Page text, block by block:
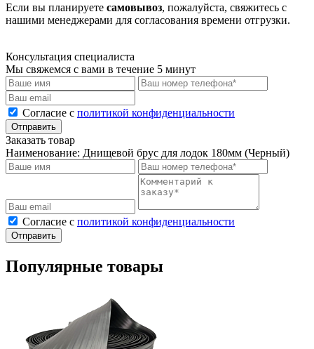
Если вы планируете самовывоз, пожалуйста, свяжитесь с
нашими менеджерами для согласования времени отгрузки.
Консультация специалиста
Мы свяжемся с вами в течение 5 минут
Cогласие с политикой конфиденциальности
Отправить
Заказать товар
Наименование: Днищевой брус для лодок 180мм (Черный)
Cогласие с политикой конфиденциальности
Отправить
Популярные товары